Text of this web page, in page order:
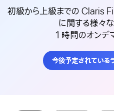
初級から上級までの Claris
に関する様々
1 時間のオンデ
今後予定されている